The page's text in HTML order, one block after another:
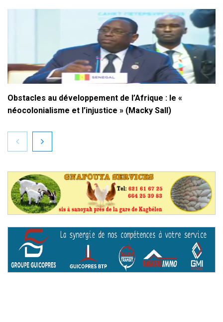
Obstacles au développement de l’Afrique : le «
néocolonialisme et l’injustice » (Macky Sall)